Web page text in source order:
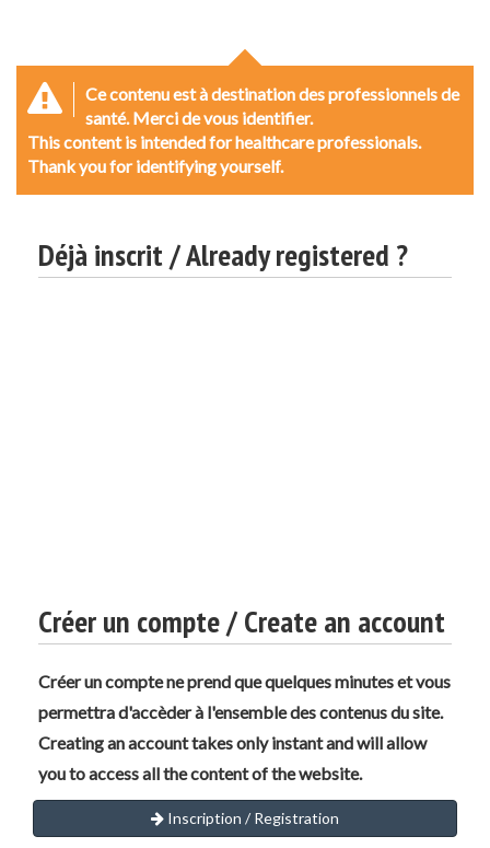
Ce contenu est à destination des professionnels de
santé. Merci de vous identifier.
This content is intended for healthcare professionals.
Thank you for identifying yourself.
Déjà inscrit / Already registered ?
Créer un compte / Create an account
Créer un compte ne prend que quelques minutes et vous
permettra d'accèder à l'ensemble des contenus du site.
Creating an account takes only instant and will allow
you to access all the content of the website.
Inscription / Registration